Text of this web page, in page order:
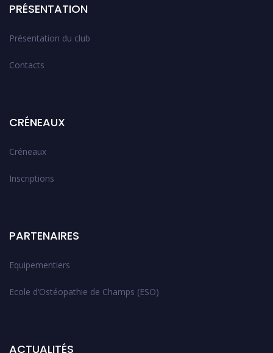
PRÉSENTATION
Présentation du club
Contacts
CRÉNEAUX
Créneaux
Inscriptions
PARTENAIRES
Equipementiers
Ecole d’Ostéopathie de Champs (ESO)
ACTUALITÉS